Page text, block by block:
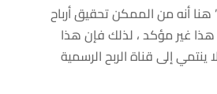
أنه من الممكن تحقيق أرباح
غير مؤكد ، لذلك فإن هذا
ينتمي إلى قناة الربح الرسمية